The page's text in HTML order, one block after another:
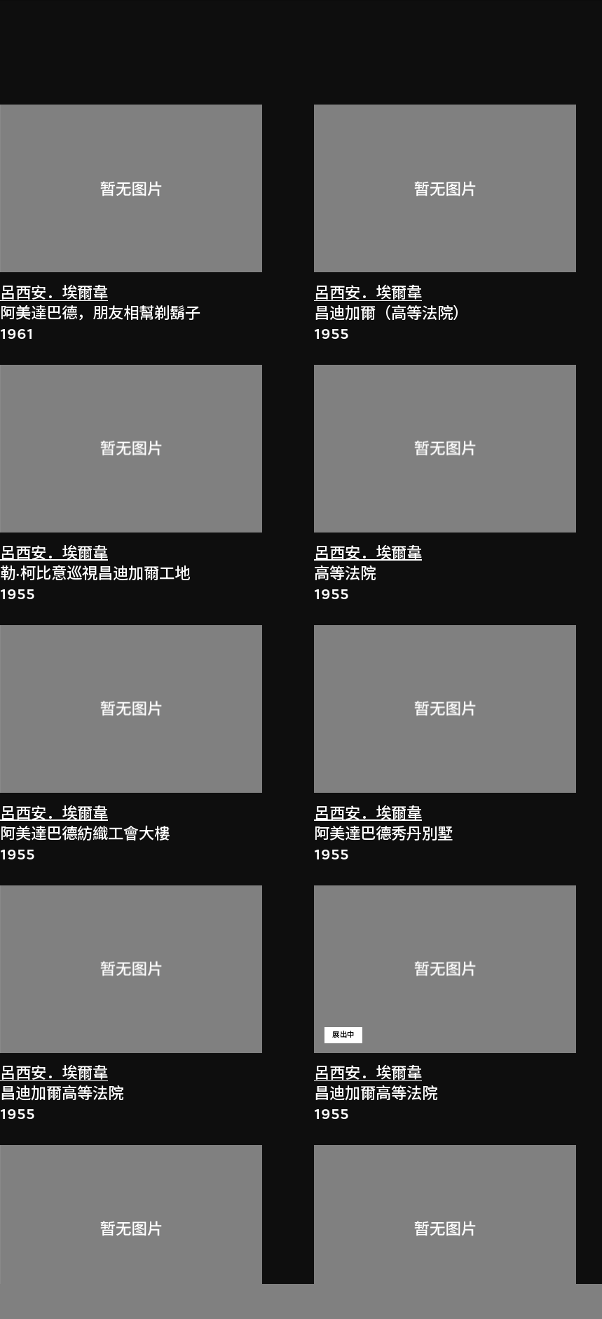
呂西安．埃爾韋
阿美達巴德，朋友相幫剃鬍子
1961
呂西安．埃爾韋
勒·柯比意巡視昌迪加爾工地
1955
呂西安．埃爾韋
阿美達巴德紡織工會大樓
1955
呂西安．埃爾韋
昌迪加爾高等法院
1955
呂西安．埃爾韋
昌迪加爾（高等法院）
1955
呂西安．埃爾韋
高等法院
1955
呂西安．埃爾韋
阿美達巴德秀丹別墅
1955
呂西安．埃爾韋
展出中
昌迪加爾高等法院
1955